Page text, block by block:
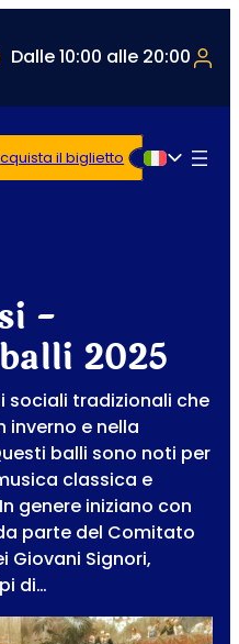
5321514 vienna.at
Dalle 10:00 alle 20:00
Italiano
Acquista il biglietto
-
2025
sociali tradizionali che
e nella
balli sono noti per
classica e
genere iniziano con
parte del Comitato
Giovani Signori,
di…